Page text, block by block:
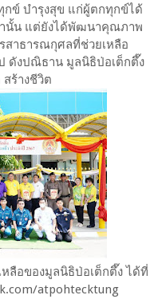
กข์ บำรุงสุข แก่ผู้ตกทุกข์ได้
านั้น แต่ยังได้พัฒนาคุณภาพ
สาธารณกุศลที่ช่วยเหลือ
ดังปณิธาน มูลนิธิป่อเต็กตึ๊ง
ร้างชีวิต
ลือของมูลนิธิป่อเต็กตึ๊ง ได้ที่
atpohtecktung